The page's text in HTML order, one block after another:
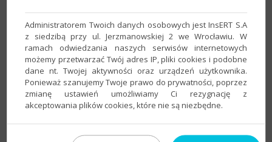
sekcjiEwidencja VAT sprzedaży . Zatwierdzić przyciskiemOK
Administratorem Twoich danych osobowych jest InsERT S.A
z siedzibą przy ul. Jerzmanowskiej 2 we Wrocławiu. W
ramach odwiedzania naszych serwisów internetowych
możemy przetwarzać Twój adres IP, pliki cookies i podobne
dane nt. Twojej aktywności oraz urządzeń użytkownika.
Ponieważ szanujemy Twoje prawo do prywatności, poprzez
zmianę ustawień umożliwiamy Ci rezygnację z
akceptowania plików cookies, które nie są niezbędne.